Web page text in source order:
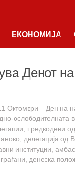
ЕКОНОМИЈА
Денот
Октомври – Ден на
ослободителната
предводени
делегација од
институции,
денеска